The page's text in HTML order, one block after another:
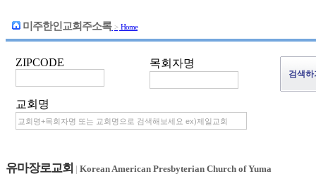
미주한인교회주소록 > Home
ZIPCODE 목회자명
교회명
유마장로교회 | Korean American Presbyterian Church of Yuma